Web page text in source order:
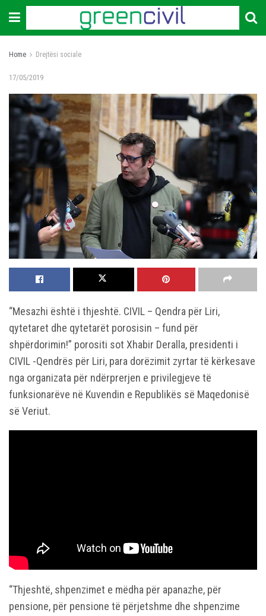
Home Drejtësi sociale
17/05/2019
“Mesazhi është i thjeshtë. CIVIL – Qendra për Liri,
qytetaret dhe qytetarët porosisin – fund për
shpërdorimin!” porositi sot Xhabir Deralla, presidenti i
CIVIL -Qendrës për Liri, para dorëzimit zyrtar të kërkesave
nga organizata për ndërprerjen e privilegjeve të
funksionarëve në Kuvendin e Republikës së Maqedonisë
së Veriut.
“Thjeshtë, shpenzimet e mëdha për apanazhe, për
pensione, për pensione të përjetshme dhe shpenzime